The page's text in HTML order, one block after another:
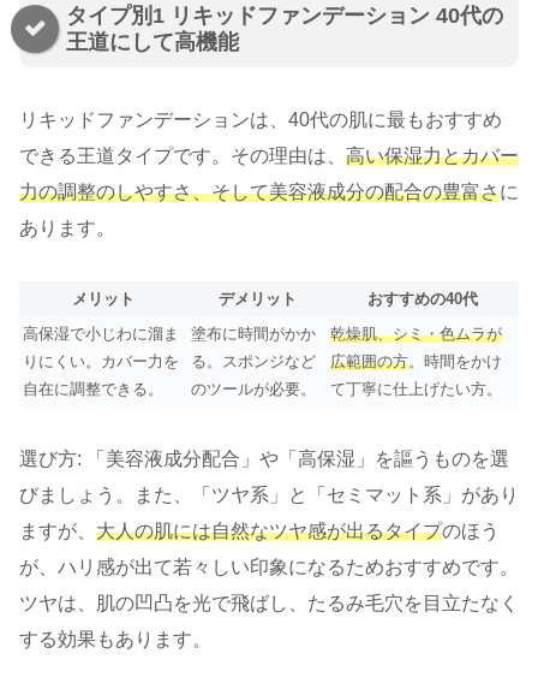
タイプ別1 リキッドファンデーション 40代の
王道にして高機能
リキッドファンデーションは、40代の肌に最もおすすめ
できる王道タイプです。その理由は、 高い保湿力とカバー
力の調整のしやすさ、そして美容液成分の配合の豊富さに
あります。
メリット デメリット
おすすめの40代
高保湿で小じわに溜ま
りにくい。カバー力を
自在に調整できる。
塗布に時間がかか
る。スポンジなど
のツールが必要。
乾燥肌、シミ・色ムラが
広範囲の方。時間をかけ
て丁寧に仕上げたい方。
選び方: 「美容液成分配合」や「高保湿」を謳うものを選
びましょう。また、「ツヤ系」と「セミマット系」があり
ますが、 大人の肌には自然なツヤ感が出るタイプのほう
が、ハリ感が出て若々しい印象になるためおすすめです。
ツヤは、肌の凹凸を光で飛ばし、たるみ毛穴を目立たなく
する効果もあります。